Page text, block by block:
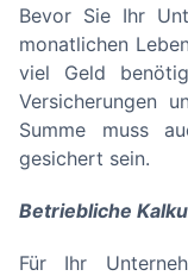
Bevor Sie Ihr
monatlichen
viel Geld
Versicherungen
Summe muss
gesichert sein.
Betriebliche
Für Ihr